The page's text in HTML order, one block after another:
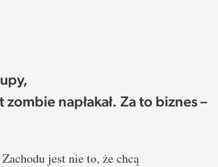
napłakał. Za to biznes –
jest nie to, że chcą